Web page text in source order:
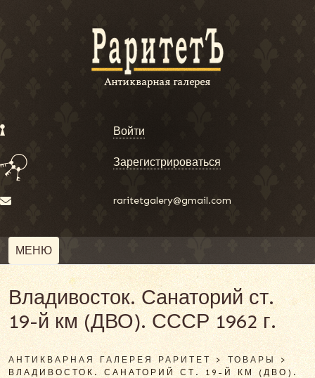
Войти
Зарегистрироваться
raritetgalery@gmail.com
МЕНЮ
Владивосток. Санаторий ст.
19-й км (ДВО). СССР 1962 г.
АНТИКВАРНАЯ ГАЛЕРЕЯ РАРИТЕТ > ТОВАРЫ >
ВЛАДИВОСТОК. САНАТОРИЙ СТ. 19-Й КМ (ДВО).